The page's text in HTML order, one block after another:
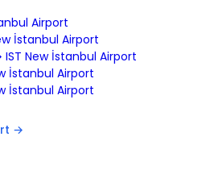
Airport
İstanbul Airport
New İstanbul Airport
İstanbul Airport
İstanbul Airport
→